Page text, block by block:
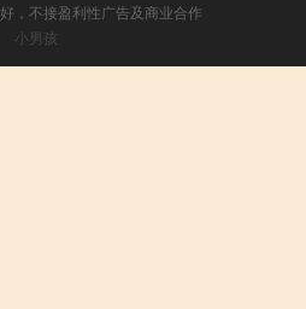
，不接盈利性广告及商业合作
小男孩